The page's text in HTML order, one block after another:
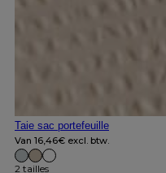
Taie sac portefeuille
Van 16,46€ excl. btw.
2 tailles